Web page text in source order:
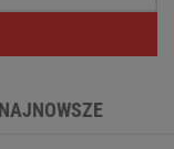
NAJNOWSZE